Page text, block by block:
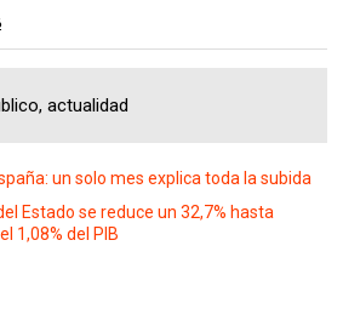
actualidad
un solo mes explica toda la subida
Estado se reduce un 32,7% hasta
1,08% del PIB